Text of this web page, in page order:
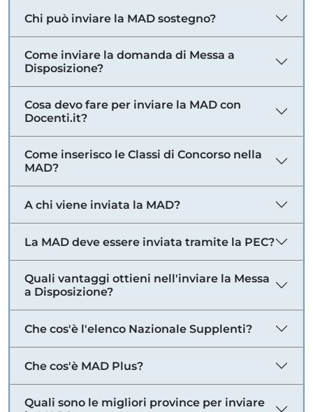
Chi può inviare la MAD sostegno?
Come inviare la domanda di Messa a
Disposizione?
Cosa devo fare per inviare la MAD con
Docenti.it?
Come inserisco le Classi di Concorso nella
MAD?
A chi viene inviata la MAD?
La MAD deve essere inviata tramite la PEC?
Quali vantaggi ottieni nell'inviare la Messa
a Disposizione?
Che cos'è l'elenco Nazionale Supplenti?
Che cos'è MAD Plus?
Quali sono le migliori province per inviare